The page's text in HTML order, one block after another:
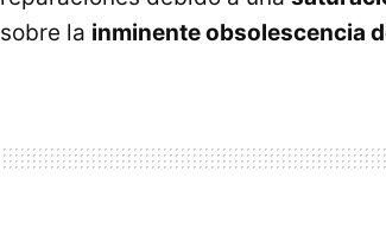
sobre la inminente obsolescencia